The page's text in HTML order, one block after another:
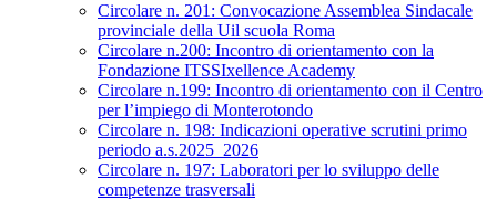
Circolare n. 201: Convocazione Assemblea Sindacale
provinciale della Uil scuola Roma
Circolare n.200: Incontro di orientamento con la
Fondazione ITSSIxellence Academy
Circolare n.199: Incontro di orientamento con il Centro
per l’impiego di Monterotondo
Circolare n. 198: Indicazioni operative scrutini primo
periodo a.s.2025_2026
Circolare n. 197: Laboratori per lo sviluppo delle
competenze trasversali